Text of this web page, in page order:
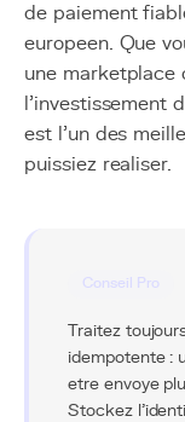
de paiement
europeen. Que
une marketplace
l'investissement
est l'un des
puissiez realiser.
Conseil Pro
Traitez
idempotente :
etre envoye
Stockez